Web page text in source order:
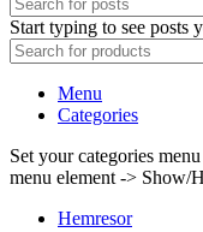
Start typing to see posts
Menu
Categories
Set your categories
menu element -> Show/
Hemresor